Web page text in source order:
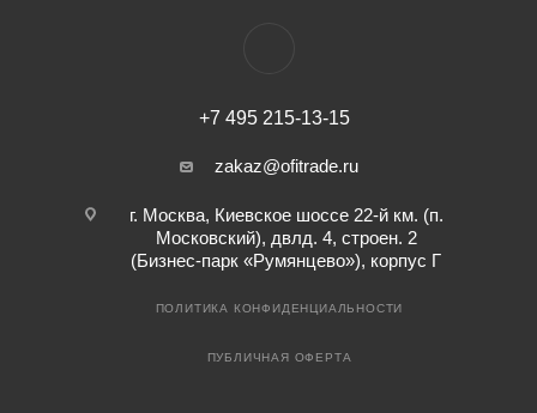
+7 495 215-13-15
zakaz@ofitrade.ru
г. Москва, Киевское шоссе 22-й км. (п.
Московский), двлд. 4, строен. 2
(Бизнес-парк «Румянцево»), корпус Г
ПОЛИТИКА КОНФИДЕНЦИАЛЬНОСТИ
ПУБЛИЧНАЯ ОФЕРТА